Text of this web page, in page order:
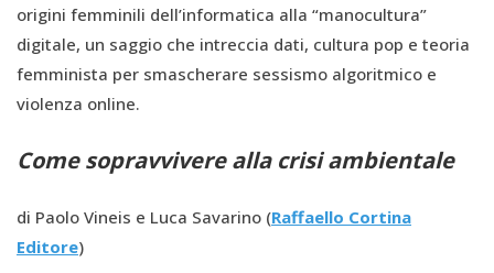
origini femminili dell’informatica alla “manocultura”
digitale, un saggio che intreccia dati, cultura pop e teoria
femminista per smascherare sessismo algoritmico e
violenza online.
Come sopravvivere alla crisi ambientale
di Paolo Vineis e Luca Savarino (Raffaello Cortina
Editore)